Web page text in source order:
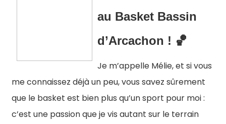
au Basket Bassin
d’Arcachon ! 🏀
Je m’appelle Mélie, et si vous
me connaissez déjà un peu, vous savez sûrement
que le basket est bien plus qu’un sport pour moi :
c’est une passion que je vis autant sur le terrain